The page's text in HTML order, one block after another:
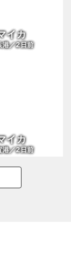
イカ
港／2日前
イカ
港／2日前